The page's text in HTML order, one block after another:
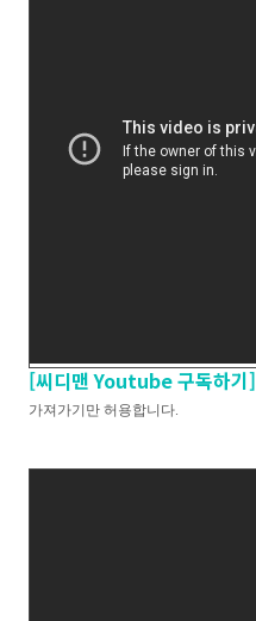
[씨디맨 Youtube 구독하기]
가져가기만 허용합니다.